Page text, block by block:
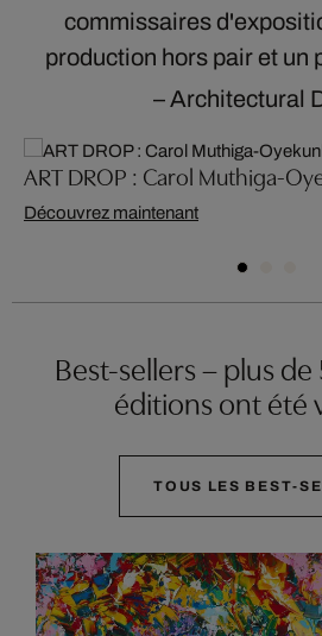
commissaires
production hors pair et un
– Architectural
ART DROP : Carol Muthiga-
Découvrez maintenant
Best-sellers – plus
éditions ont été
TOUS LES BEST-